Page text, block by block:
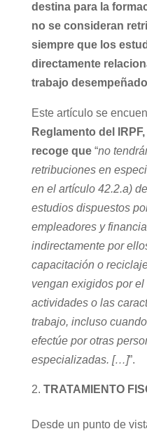
destina para la
no se consideran
siempre que los
directamente
trabajo
Este artículo se
Reglamento del
recoge que“no
retribuciones en
en el artículo 42.2.a)
estudios dispuestos
empleadores y
indirectamente por
capacitación o
vengan exigidos por
actividades o las
trabajo, incluso
efectúe por otras
especializadas. […]”.
TRATAMIENTO
Desde un punto de